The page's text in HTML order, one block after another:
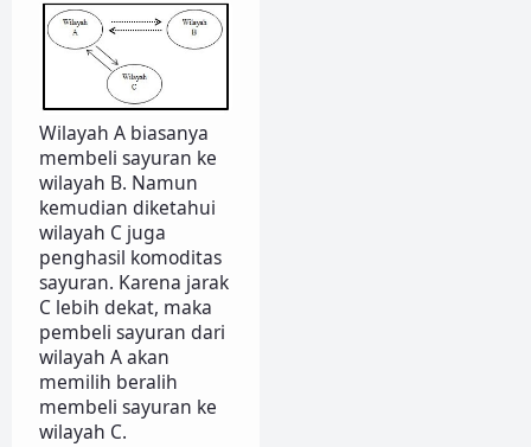
Wilayah A biasanya
membeli sayuran ke
wilayah B. Namun
kemudian diketahui
wilayah C juga
penghasil komoditas
sayuran. Karena jarak
C lebih dekat, maka
pembeli sayuran dari
wilayah A akan
memilih beralih
membeli sayuran ke
wilayah C.